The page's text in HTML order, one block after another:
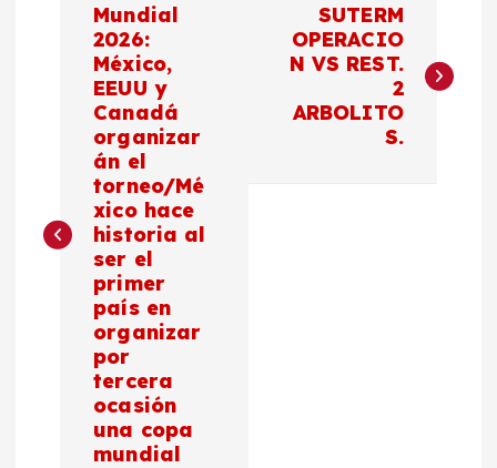
g
a
Mundial
2026:
México,
EEUU y
Canadá
organizar
án el
torneo/Mé
xico hace
historia al
ser el
primer
país en
organizar
por
tercera
ocasión
una copa
mundial
SUTERM
OPERACIO
N VS REST.
2
ARBOLITO
S.